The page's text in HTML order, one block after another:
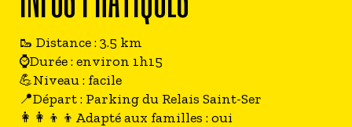
🥾 Distance : 3.5 km
⌚Durée : environ 1h15
💪Niveau : facile
📍Départ : Parking du Relais Saint-Ser
👩‍👩‍👦‍👦Adapté aux familles : oui